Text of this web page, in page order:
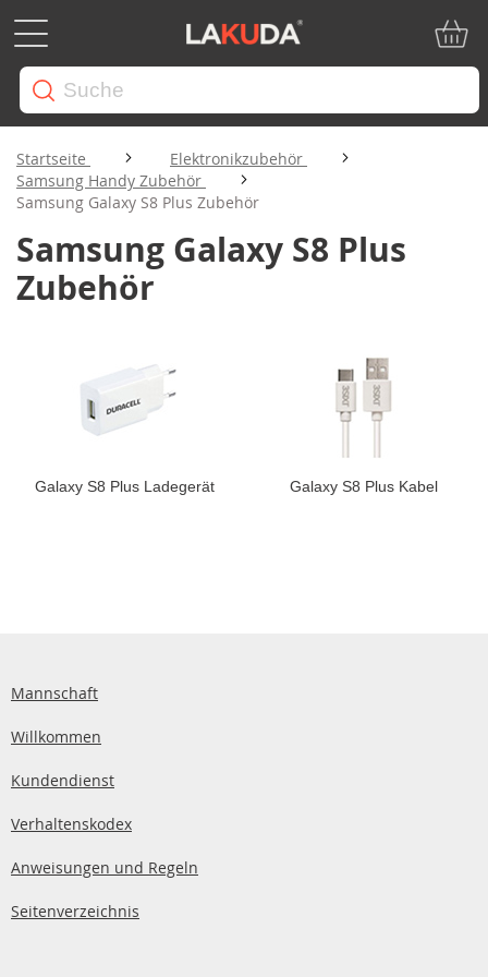
Startseite
Elektronikzubehör
Samsung Handy Zubehör
Samsung Galaxy S8 Plus Zubehör
Samsung Galaxy S8 Plus
Zubehör
Galaxy S8 Plus Ladegerät Galaxy S8 Plus Kabel
Mannschaft
Willkommen
Kundendienst
Verhaltenskodex
Anweisungen und Regeln
Seitenverzeichnis